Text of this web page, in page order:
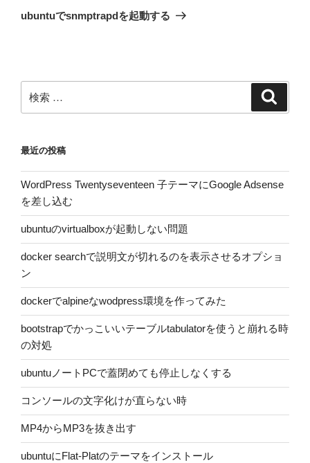
ゲ
ン
稿
の
ubuntuでsnmptrapdを起動する
索:
最近の投稿
WordPress Twentyseventeen 子テーマにGoogle Adsense
を差し込む
ubuntuのvirtualboxが起動しない問題
docker searchで説明文が切れるのを表示させるオプショ
ン
dockerでalpineなwodpress環境を作ってみた
bootstrapでかっこいいテーブルtabulatorを使うと崩れる時
の対処
ubuntuノートPCで蓋閉めても停止しなくする
コンソールの文字化けが直らない時
MP4からMP3を抜き出す
ubuntuにFlat-Platのテーマをインストール